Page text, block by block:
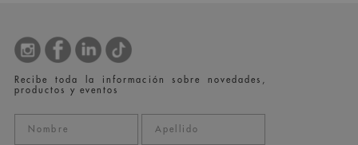
Recibe toda la información sobre novedades,
productos y eventos